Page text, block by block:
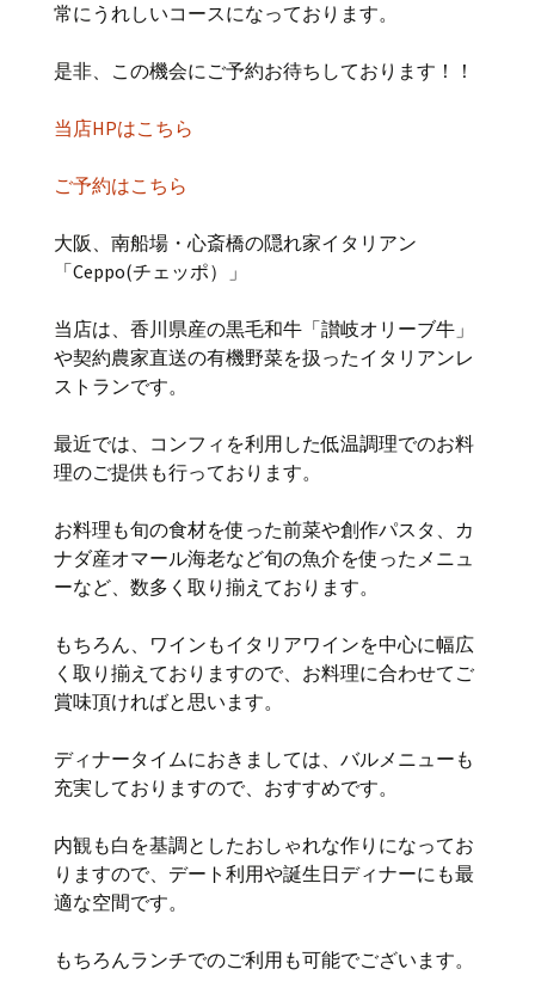
常にうれしいコースになっております。
是非、この機会にご予約お待ちしております！！
当店HPはこちら
ご予約はこちら
大阪、南船場・心斎橋の隠れ家イタリアン
「Ceppo(チェッポ）」
当店は、香川県産の黒毛和牛「讃岐オリーブ牛」
や契約農家直送の有機野菜を扱ったイタリアンレ
ストランです。
最近では、コンフィを利用した低温調理でのお料
理のご提供も行っております。
お料理も旬の食材を使った前菜や創作パスタ、カ
ナダ産オマール海老など旬の魚介を使ったメニュ
ーなど、数多く取り揃えております。
もちろん、ワインもイタリアワインを中心に幅広
く取り揃えておりますので、お料理に合わせてご
賞味頂ければと思います。
ディナータイムにおきましては、バルメニューも
充実しておりますので、おすすめです。
内観も白を基調としたおしゃれな作りになってお
りますので、デート利用や誕生日ディナーにも最
適な空間です。
もちろんランチでのご利用も可能でございます。